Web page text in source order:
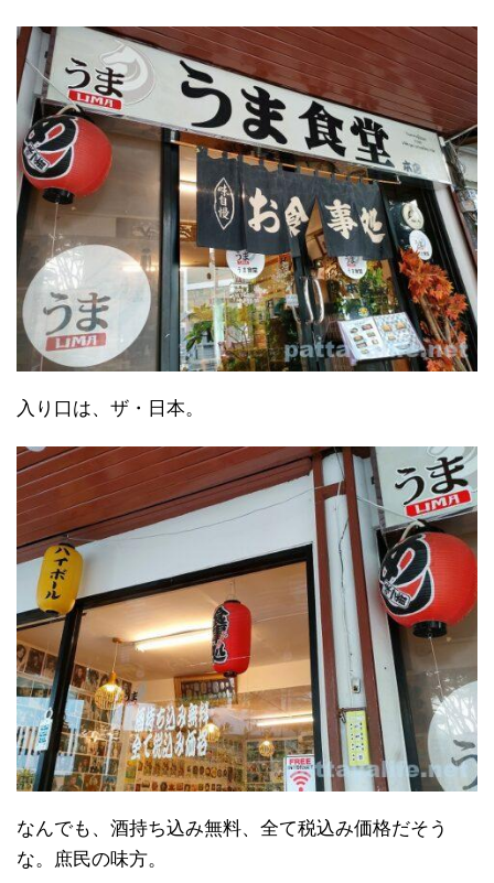
入り口は、ザ・日本。
なんでも、酒持ち込み無料、全て税込み価格だそう
な。庶民の味方。